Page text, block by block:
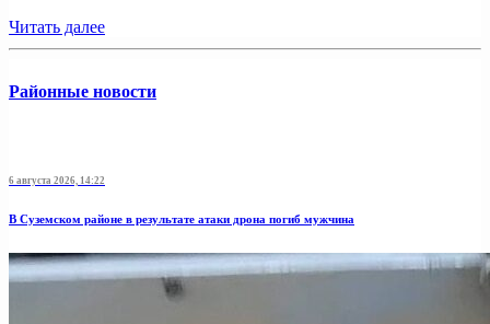
Читать далее
Районные новости
6 августа 2026, 14:22
В Суземском районе в результате атаки дрона погиб мужчина